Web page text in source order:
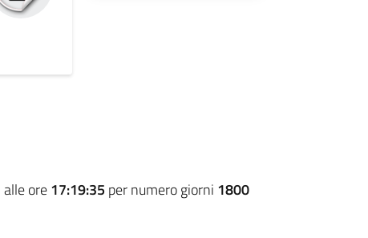
alle ore17:19:35 per numero giorni 1800